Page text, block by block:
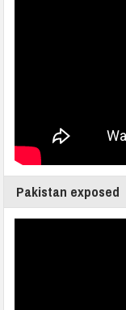
Pakistan exposed